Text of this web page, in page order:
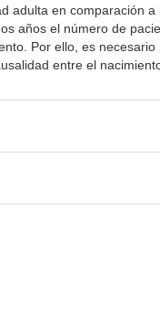
adulta en comparación a
años el número de
Por ello, es necesario
entre el